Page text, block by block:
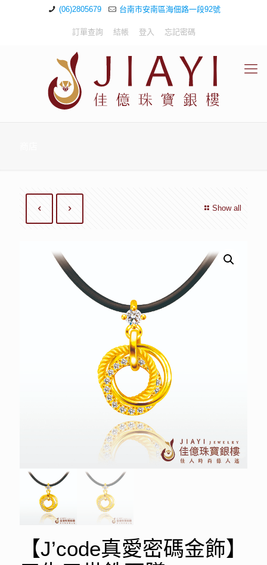
(06)2805679 台南市安南區海佃路一段92號
訂單查詢 結帳 登入 忘記密碼
Show all
【J’code真愛密碼金飾】